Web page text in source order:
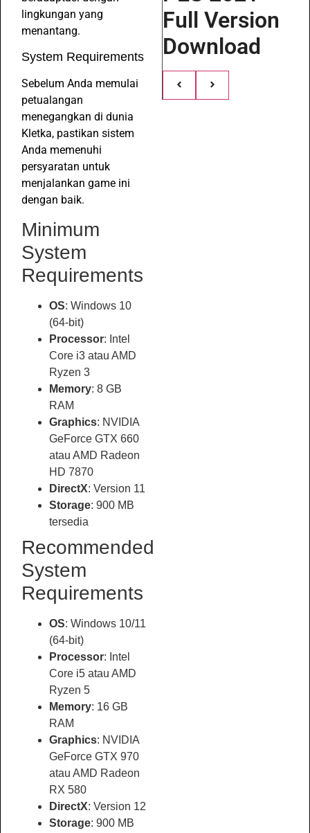
lingkungan yang
menantang.
System Requirements
Sebelum Anda memulai
petualangan
menegangkan di dunia
Kletka, pastikan sistem
Anda memenuhi
persyaratan untuk
menjalankan game ini
dengan baik.
Minimum
System
Requirements
OS: Windows 10
(64-bit)
Processor: Intel
Core i3 atau AMD
Ryzen 3
Memory: 8 GB
RAM
Graphics: NVIDIA
GeForce GTX 660
atau AMD Radeon
HD 7870
DirectX: Version 11
Storage: 900 MB
tersedia
Recommended
System
Requirements
OS: Windows 10/11
(64-bit)
Processor: Intel
Core i5 atau AMD
Ryzen 5
Memory: 16 GB
RAM
Graphics: NVIDIA
GeForce GTX 970
atau AMD Radeon
RX 580
DirectX: Version 12
Storage: 900 MB
Full Version
Download